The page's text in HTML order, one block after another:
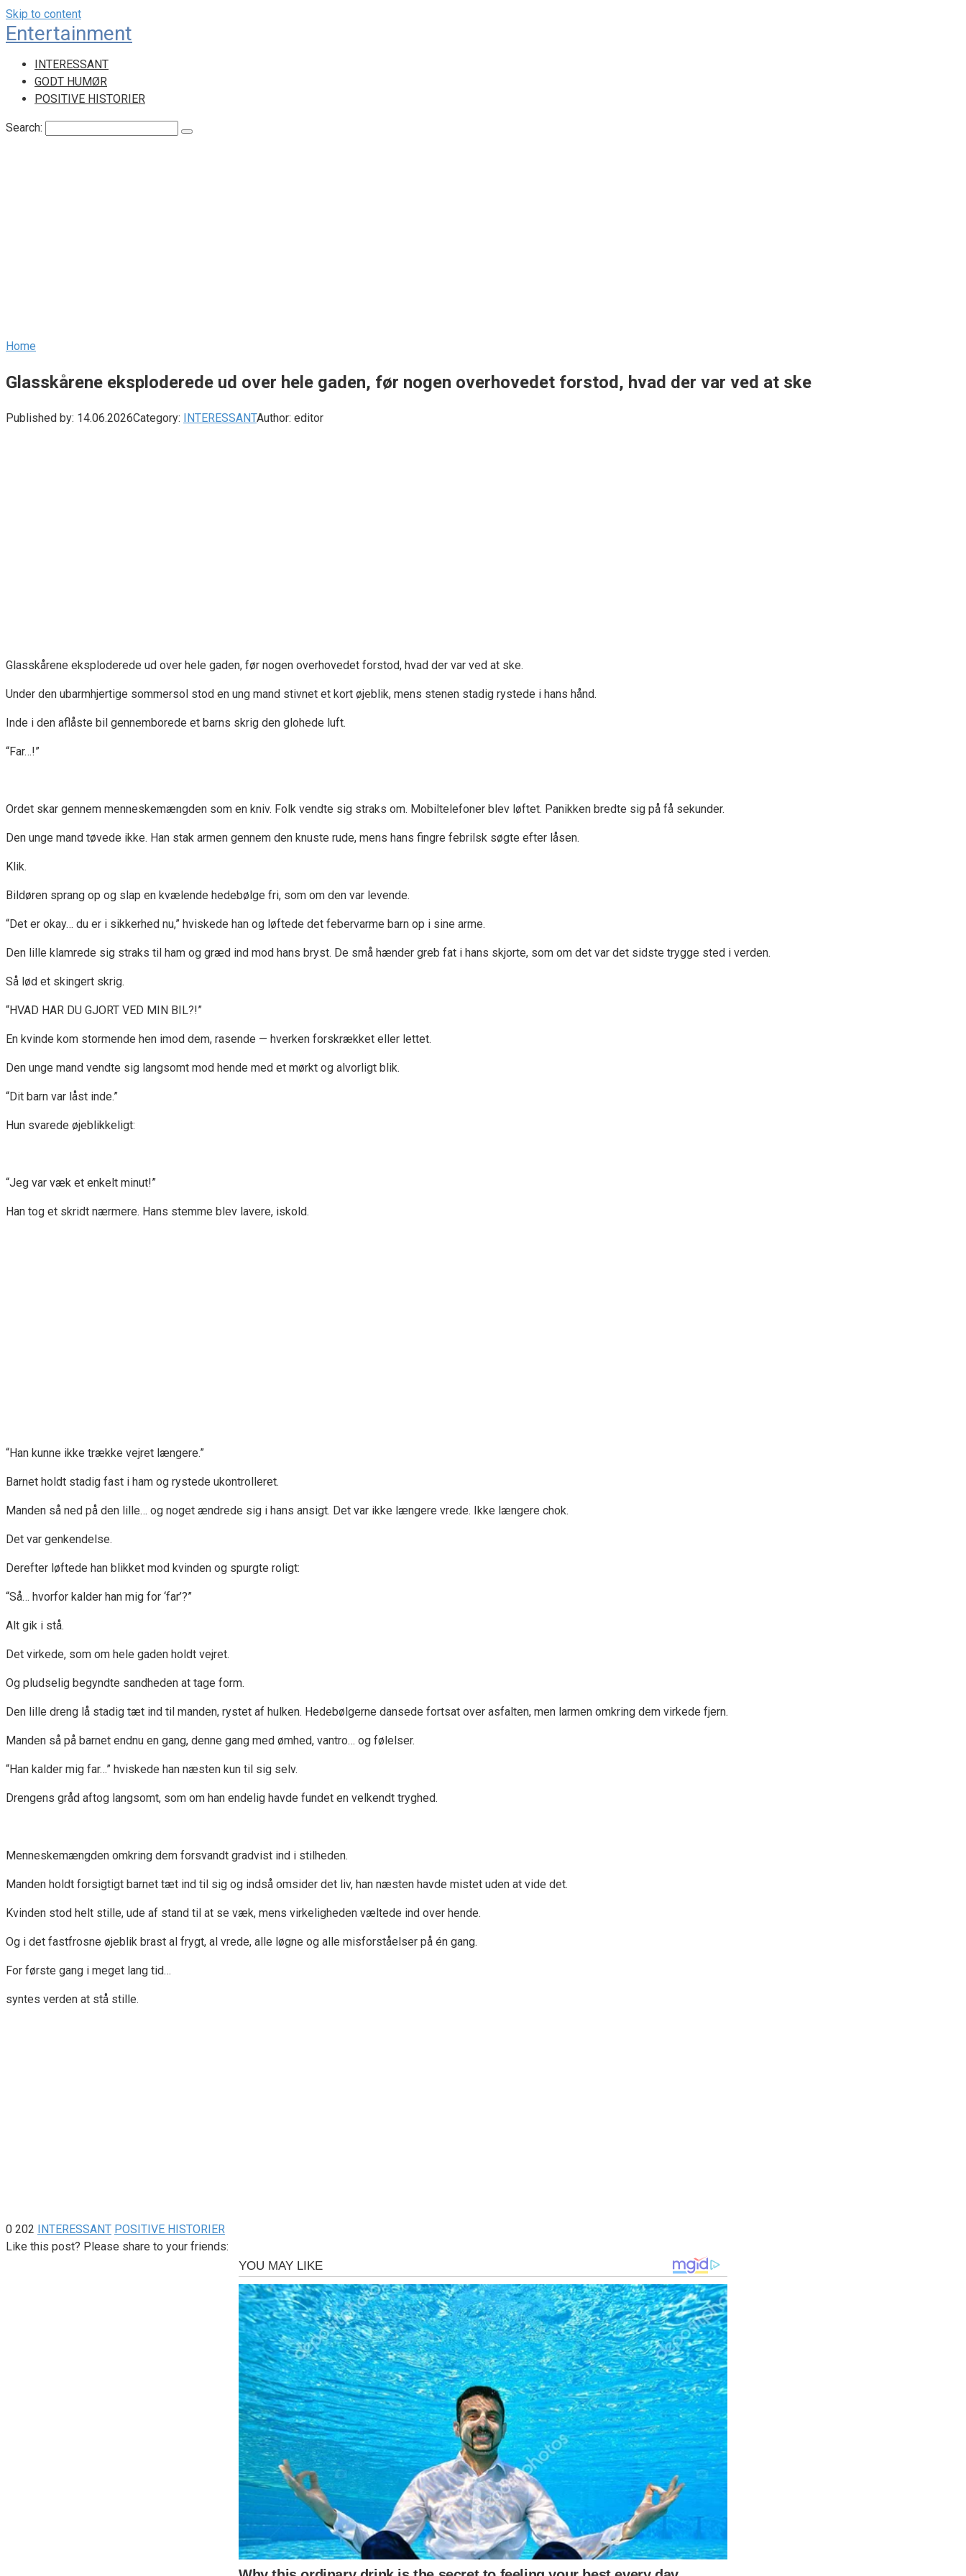
Skip to content
Entertainment
INTERESSANT
GODT HUMØR
POSITIVE HISTORIER
Search:
Home
Glasskårene eksploderede ud over hele gaden, før nogen overhovedet forstod, hvad der var ved at ske
Published by: 14.06.2026Category: INTERESSANTAuthor: editor
Glasskårene eksploderede ud over hele gaden, før nogen overhovedet forstod, hvad der var ved at ske.
Under den ubarmhjertige sommersol stod en ung mand stivnet et kort øjeblik, mens stenen stadig rystede i hans hånd.
Inde i den aflåste bil gennemborede et barns skrig den glohede luft.
“Far…!”
Ordet skar gennem menneskemængden som en kniv. Folk vendte sig straks om. Mobiltelefoner blev løftet. Panikken bredte sig på få sekunder.
Den unge mand tøvede ikke. Han stak armen gennem den knuste rude, mens hans fingre febrilsk søgte efter låsen.
Klik.
Bildøren sprang op og slap en kvælende hedebølge fri, som om den var levende.
“Det er okay… du er i sikkerhed nu,” hviskede han og løftede det febervarme barn op i sine arme.
Den lille klamrede sig straks til ham og græd ind mod hans bryst. De små hænder greb fat i hans skjorte, som om det var det sidste trygge sted i verden.
Så lød et skingert skrig.
“HVAD HAR DU GJORT VED MIN BIL?!”
En kvinde kom stormende hen imod dem, rasende — hverken forskrækket eller lettet.
Den unge mand vendte sig langsomt mod hende med et mørkt og alvorligt blik.
“Dit barn var låst inde.”
Hun svarede øjeblikkeligt:
“Jeg var væk et enkelt minut!”
Han tog et skridt nærmere. Hans stemme blev lavere, iskold.
“Han kunne ikke trække vejret længere.”
Barnet holdt stadig fast i ham og rystede ukontrolleret.
Manden så ned på den lille… og noget ændrede sig i hans ansigt. Det var ikke længere vrede. Ikke længere chok.
Det var genkendelse.
Derefter løftede han blikket mod kvinden og spurgte roligt:
“Så… hvorfor kalder han mig for ‘far’?”
Alt gik i stå.
Det virkede, som om hele gaden holdt vejret.
Og pludselig begyndte sandheden at tage form.
Den lille dreng lå stadig tæt ind til manden, rystet af hulken. Hedebølgerne dansede fortsat over asfalten, men larmen omkring dem virkede fjern.
Manden så på barnet endnu en gang, denne gang med ømhed, vantro… og følelser.
“Han kalder mig far…” hviskede han næsten kun til sig selv.
Drengens gråd aftog langsomt, som om han endelig havde fundet en velkendt tryghed.
Menneskemængden omkring dem forsvandt gradvist ind i stilheden.
Manden holdt forsigtigt barnet tæt ind til sig og indså omsider det liv, han næsten havde mistet uden at vide det.
Kvinden stod helt stille, ude af stand til at se væk, mens virkeligheden væltede ind over hende.
Og i det fastfrosne øjeblik brast al frygt, al vrede, alle løgne og alle misforståelser på én gang.
For første gang i meget lang tid…
syntes verden at stå stille.
0 202 INTERESSANT POSITIVE HISTORIER
Like this post? Please share to your friends: